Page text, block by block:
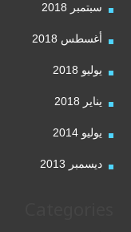
سبتمبر 2018
أغسطس 2018
يوليو 2018
يناير 2018
يوليو 2014
ديسمبر 2013